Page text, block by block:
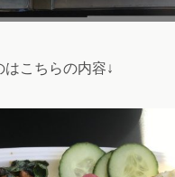
こちらの内容↓